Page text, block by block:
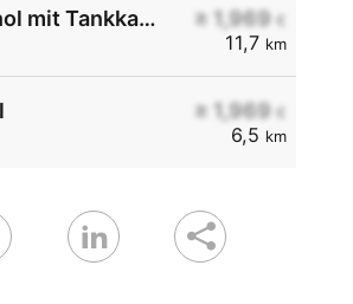
≥ 1,969 €
11,7 km
LAGERHAUS Genol mit Tankkartensystem
≥ 1,969 €
6,5 km